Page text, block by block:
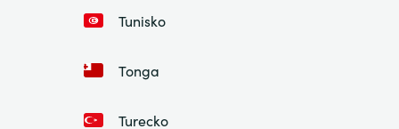
Tunisko
Tonga
Turecko